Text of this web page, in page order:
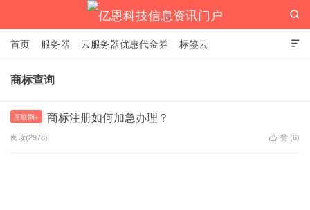
亿恩科技信息资讯门户

首页 服务器 云服务器优惠代金券 标签云

商标查询
互联网+ 商标注册如何加急办理？
阅读(2978)  赞 (6)